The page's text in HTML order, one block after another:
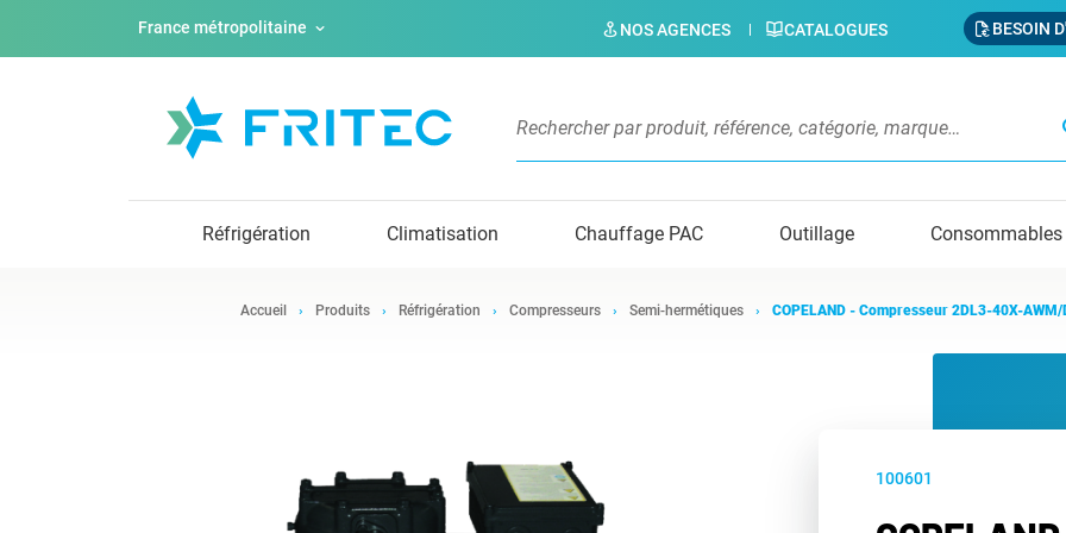
France métropolitaine NOS AGENCES CATALOGUES BESOIN
Réfrigération Climatisation Chauffage PAC Outillage Consommables
Accueil Produits Réfrigération Compresseurs Semi-hermétiques COPELAND - Compresseur 2DL3-40X-AWM/
100601